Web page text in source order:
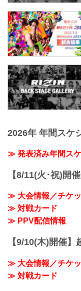
2026年 年間スケ
≫ 発表済み年間ス
【8/11(火･祝)開
≫ 大会情報／チケ
≫ 対戦カード
≫ PPV配信情報
【9/10(木)開催
≫ 大会情報／チケ
≫ 対戦カード